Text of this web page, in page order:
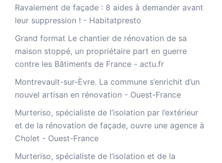
Ravalement de façade : 8 aides à demander avant
leur suppression ! - Habitatpresto
Grand format Le chantier de rénovation de sa
maison stoppé, un propriétaire part en guerre
contre les Bâtiments de France - actu.fr
Montrevault-sur-Èvre. La commune s’enrichit d’un
nouvel artisan en rénovation - Ouest-France
Murteriso, spécialiste de l’isolation par l’extérieur
et de la rénovation de façade, ouvre une agence à
Cholet - Ouest-France
Murteriso, spécialiste de l’isolation et de la